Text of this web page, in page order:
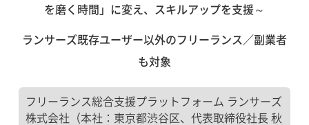
を磨く時間」に変え、スキルアップを支援～
ランサーズ既存ユーザー以外のフリーランス／副業者
も対象
フリーランス総合支援プラットフォーム ランサーズ
株式会社（本社：東京都渋谷区、代表取締役社長 秋